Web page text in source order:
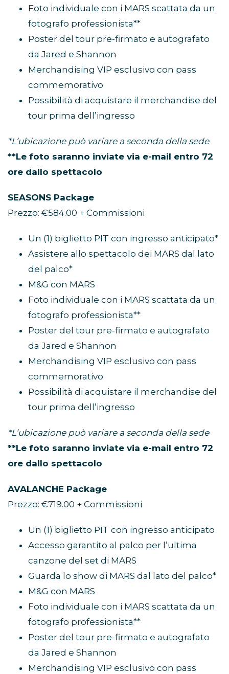
Foto individuale con i MARS scattata da un
fotografo professionista**
Poster del tour pre-firmato e autografato
da Jared e Shannon
Merchandising VIP esclusivo con pass
commemorativo
Possibilità di acquistare il merchandise del
tour prima dell’ingresso
*L’ubicazione può variare a seconda della sede
**Le foto saranno inviate via e-mail entro 72
ore dallo spettacolo
SEASONS Package
Prezzo: €584.00 + Commissioni
Un (1) biglietto PIT con ingresso anticipato*
Assistere allo spettacolo dei MARS dal lato
del palco*
M&G con MARS
Foto individuale con i MARS scattata da un
fotografo professionista**
Poster del tour pre-firmato e autografato
da Jared e Shannon
Merchandising VIP esclusivo con pass
commemorativo
Possibilità di acquistare il merchandise del
tour prima dell’ingresso
*L’ubicazione può variare a seconda della sede
**Le foto saranno inviate via e-mail entro 72
ore dallo spettacolo
AVALANCHE Package
Prezzo: €719.00 + Commissioni
Un (1) biglietto PIT con ingresso anticipato
Accesso garantito al palco per l’ultima
canzone del set di MARS
Guarda lo show di MARS dal lato del palco*
M&G con MARS
Foto individuale con i MARS scattata da un
fotografo professionista**
Poster del tour pre-firmato e autografato
da Jared e Shannon
Merchandising VIP esclusivo con pass